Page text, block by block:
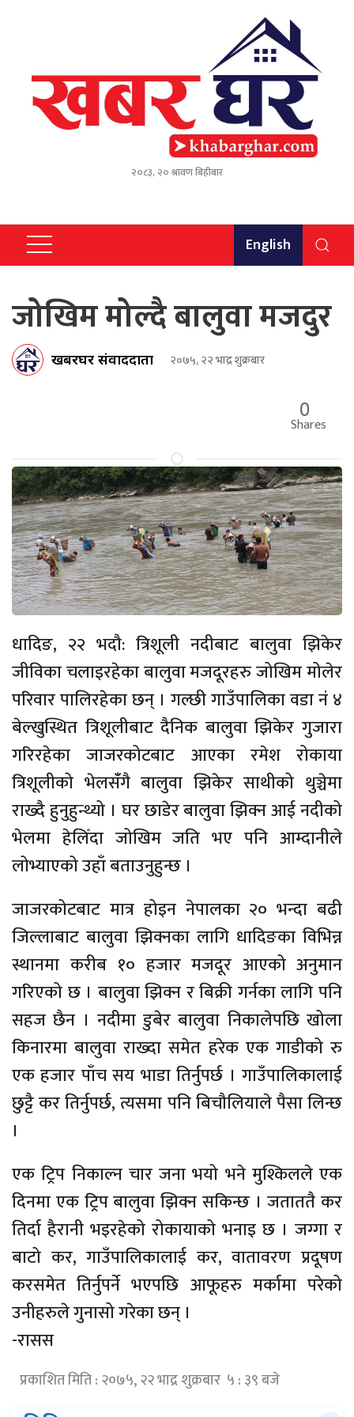
२०८३, २० श्रावण बिहीबार
English
जोखिम मोल्दै बालुवा मजदुर
खबरघर संवाददाता २०७५, २२ भाद्र शुक्रबार
0
Shares
धादिङ, २२ भदौ: त्रिशूली नदीबाट बालुवा झिकेर
जीविका चलाइरहेका बालुवा मजदूरहरु जोखिम मोलेर
परिवार पालिरहेका छन् । गल्छी गाउँपालिका वडा नं ४
बेल्खुस्थित त्रिशूलीबाट दैनिक बालुवा झिकेर गुजारा
गरिरहेका जाजरकोटबाट आएका रमेश रोकाया
त्रिशूलीको भेलसंँगै बालुवा झिकेर साथीको थुञ्चेमा
राख्दै हुनुहुन्थ्यो । घर छाडेर बालुवा झिक्न आई नदीको
भेलमा हेलिँदा जोखिम जति भए पनि आम्दानीले
लोभ्याएको उहाँ बताउनुहुन्छ ।
जाजरकोटबाट मात्र होइन नेपालका २० भन्दा बढी
जिल्लाबाट बालुवा झिक्नका लागि धादिङका विभिन्न
स्थानमा करीब १० हजार मजदूर आएको अनुमान
गरिएको छ । बालुवा झिक्न र बिक्री गर्नका लागि पनि
सहज छैन । नदीमा डुबेर बालुवा निकालेपछि खोला
किनारमा बालुवा राख्दा समेत हरेक एक गाडीको रु
एक हजार पाँच सय भाडा तिर्नुपर्छ । गाउँपालिकालाई
छुट्टै कर तिर्नुपर्छ, त्यसमा पनि बिचौलियाले पैसा लिन्छ
।
एक ट्रिप निकाल्न चार जना भयो भने मुश्किलले एक
दिनमा एक ट्रिप बालुवा झिक्न सकिन्छ । जताततै कर
तिर्दा हैरानी भइरहेको रोकायाको भनाइ छ । जग्गा र
बाटो कर, गाउँपालिकालाई कर, वातावरण प्रदूषण
करसमेत तिर्नुपर्ने भएपछि आफूहरु मर्कामा परेको
उनीहरुले गुनासो गरेका छन् ।
-रासस
प्रकाशित मिति : २०७५, २२ भाद्र शुक्रबार ५ : ३९ बजे